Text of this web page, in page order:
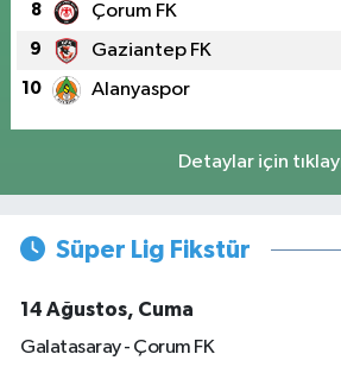
8 Çorum FK
9 Gaziantep FK
10 Alanyaspor
Detaylar için
Süper Lig Fikstür
14 Ağustos, Cuma
Galatasaray - Çorum FK